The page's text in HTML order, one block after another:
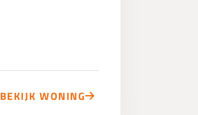
BEKIJK WONING